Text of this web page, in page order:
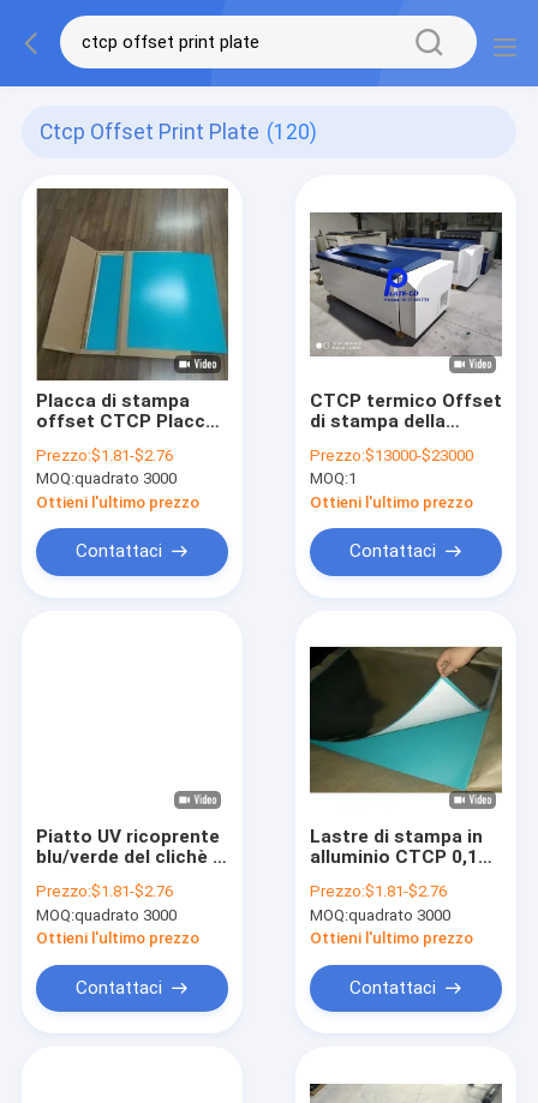
Ctcp Offset Print Plate (120)
Placca di stampa
offset CTCP Placche
alluminio Alta
sensibilità
Prezzo:$1.81-$2.76
MOQ:quadrato 3000
Ottieni l'ultimo prezzo
Contattaci
CTCP termico Offset
di stampa della
fabbricazione 220V
Imaging energia
luminosa
Prezzo:$13000-$23000
MOQ:1
Ottieni l'ultimo prezzo
Contattaci
Piatto UV ricoprente
blu/verde del clichè di
CTCP, di PCT
Prezzo:$1.81-$2.76
MOQ:quadrato 3000
Ottieni l'ultimo prezzo
Contattaci
Lastre di stampa in
alluminio CTCP 0,15
offset ad alta
efficienza
Prezzo:$1.81-$2.76
MOQ:quadrato 3000
Ottieni l'ultimo prezzo
Contattaci